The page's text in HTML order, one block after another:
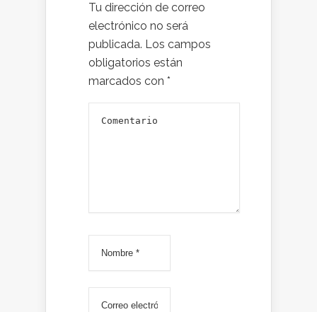
Tu dirección de correo
electrónico no será
publicada. Los campos
obligatorios están
marcados con *